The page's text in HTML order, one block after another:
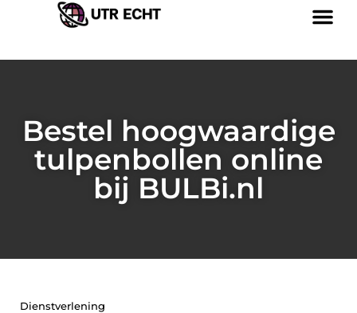
Bestel hoogwaardige
tulpenbollen online
bij BULBi.nl
Dienstverlening